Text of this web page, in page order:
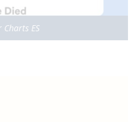
Charts ES